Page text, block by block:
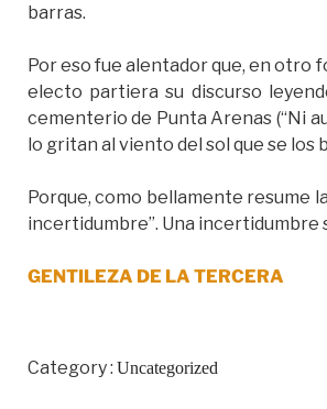
barras.
Por eso fue alentador que, en otro
electo partiera su discurso
cementerio de Punta Arenas (“Ni
lo gritan al viento del sol que se los
Porque, como bellamente resume
incertidumbre”. Una incertidumbre
GENTILEZA DE LA TERCERA
Category : Uncategorized